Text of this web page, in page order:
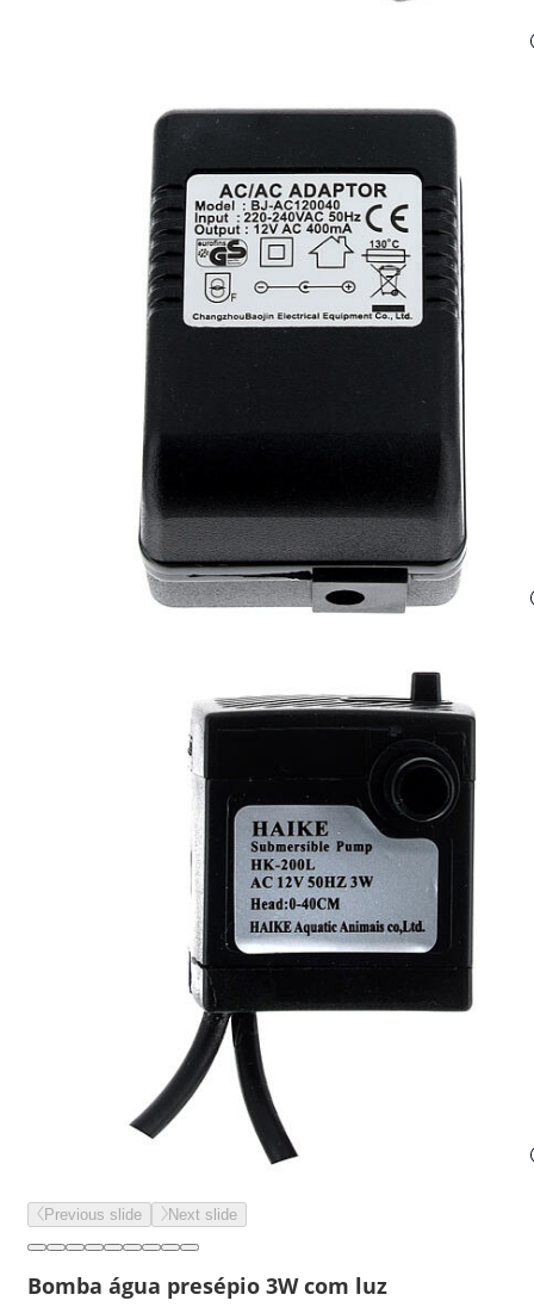
Previous slide Next slide
Bomba água presépio 3W com luz